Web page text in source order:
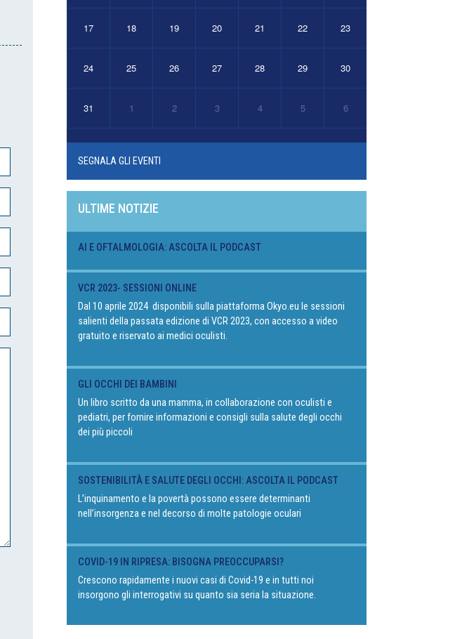
17 18 19 20 21 22 23
24 25 26 27 28 29 30
31 1 2 3 4 5 6
SEGNALA GLI EVENTI
ULTIME NOTIZIE
AI E OFTALMOLOGIA: ASCOLTA IL PODCAST
VCR 2023- SESSIONI ONLINE
Dal 10 aprile 2024 disponibili sulla piattaforma Okyo.eu le sessioni
salienti della passata edizione di VCR 2023, con accesso a video
gratuito e riservato ai medici oculisti.
GLI OCCHI DEI BAMBINI
Un libro scritto da una mamma, in collaborazione con oculisti e
pediatri, per fornire informazioni e consigli sulla salute degli occhi
dei più piccoli
SOSTENIBILITÀ E SALUTE DEGLI OCCHI: ASCOLTA IL PODCAST
L’inquinamento e la povertà possono essere determinanti
nell’insorgenza e nel decorso di molte patologie oculari
COVID-19 IN RIPRESA: BISOGNA PREOCCUPARSI?
Crescono rapidamente i nuovi casi di Covid-19 e in tutti noi
insorgono gli interrogativi su quanto sia seria la situazione.